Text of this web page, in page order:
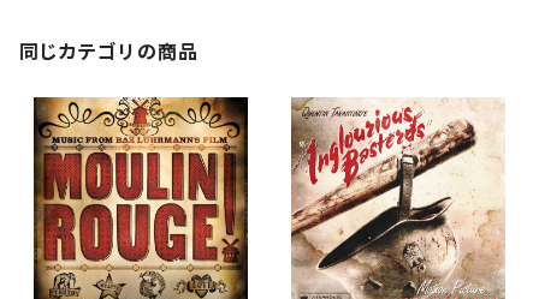
同じカテゴリの商品